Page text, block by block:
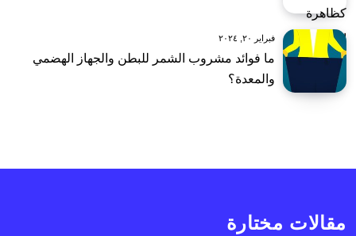
فبراير ٢٠, ٢٠٢٤
ما فوائد مشروب الشمر للبطن والجهاز الهضمي
والمعدة؟
مقالات مختارة